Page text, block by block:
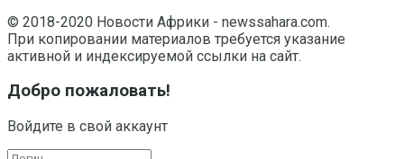
© 2018-2020 Новости Африки - newssahara.com.
При копировании материалов требуется указание
активной и индексируемой ссылки на сайт.
Добро пожаловать!
Войдите в свой аккаунт